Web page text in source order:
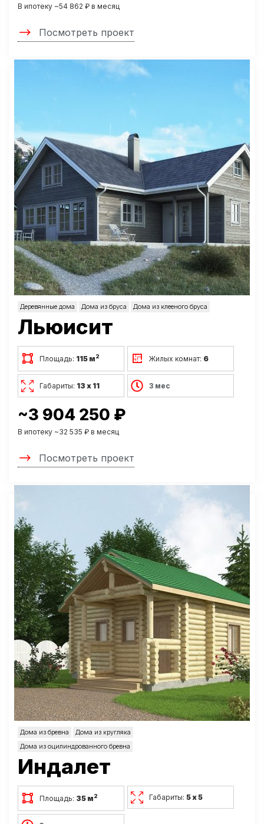
В ипотеку ~54 862 ₽ в месяц
Посмотреть проект
Деревянные дома Дома из бруса Дома из клееного бруса
Льюисит
Площадь: 115 м2 Жилых комнат: 6
Габариты: 13 х 11 3 мес
~3 904 250 ₽
В ипотеку ~32 535 ₽ в месяц
Посмотреть проект
Дома из бревна
Дома из кругляка
Дома из оцилиндрованного бревна
Индалет
Площадь: 35 м2 Габариты:5 х 5